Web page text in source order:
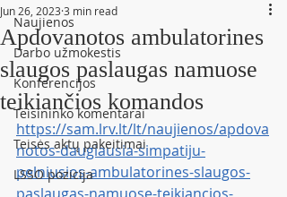
Naujienos
Darbo užmokestis
Konferencijos
Teisininko komentarai
Teisės aktų pakeitimai
LSSO pozicija
Apdovanotos ambulatorines
slaugos paslaugas namuose
teikiančios komandos
Jun 26, 2023 3 min read
https://sam.lrv.lt/lt/naujienos/apdova
notos-daugiausia-simpatiju-
pelniusios-ambulatorines-slaugos-